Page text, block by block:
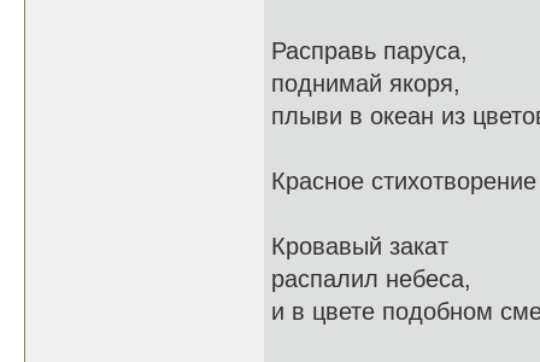
Расправь паруса,
поднимай якоря,
плыви в океан из
Красное стихотворение
Кровавый закат
распалил небеса,
и в цвете подобном